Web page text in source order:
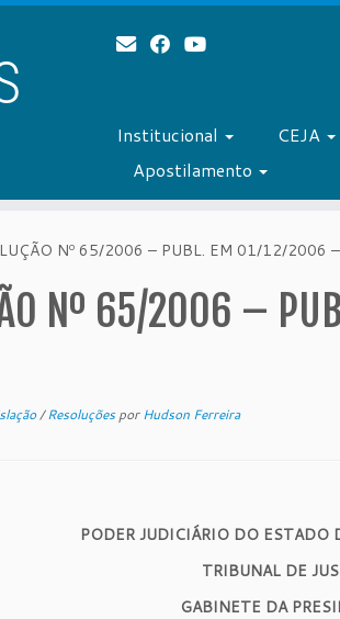
Institucional CEJA
Apostilamento
Nº 65/2006 – PUBL. EM 01/12/2006
Nº 65/2006 –
/ResoluçõesporHudson Ferreira
PODER JUDICIÁRIO DO ESTADO
TRIBUNAL DE
GABINETE DA